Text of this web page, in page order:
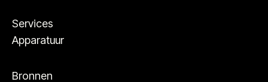
Services
Apparatuur
Bronnen